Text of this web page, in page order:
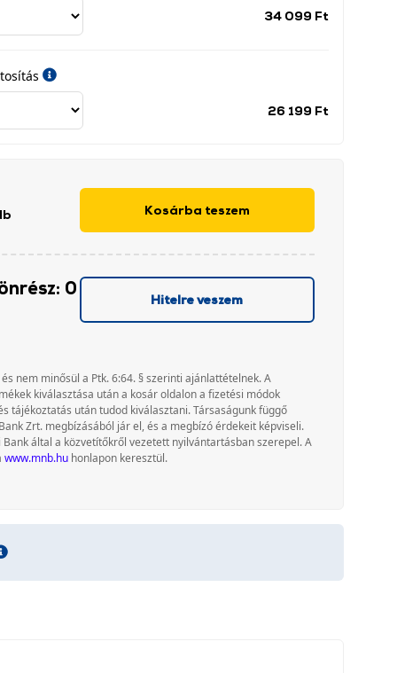
időszak
34 099 Ft
időszak
26 199 Ft
Kosárba teszem
0
Hitelre veszem
nem minősül a Ptk. 6:64. § szerinti ajánlattételnek. A
kiválasztása után a kosár oldalon a fizetési módok
tájékoztatás után tudod kiválasztani. Társaságunk függő
Zrt. megbízásából jár el, és a megbízó érdekeit képviseli.
által a közvetítőkről vezetett nyilvántartásban szerepel. A
www.mnb.hu honlapon keresztül.